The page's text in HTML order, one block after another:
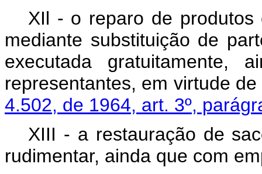
XIl - o reparo de produtos
mediante substituição de
executada gratuitamente,
representantes, em virtude
4.502, de 1964, art. 3º,
XIII - a restauração de
rudimentar, ainda que com